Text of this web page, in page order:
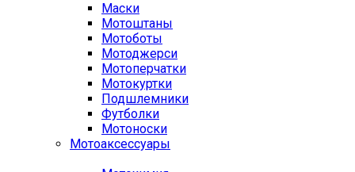
Маски
Мотоштаны
Мотоботы
Мотоджерси
Мотоперчатки
Мотокуртки
Подшлемники
Футболки
Мотоноски
Мотоаксессуары